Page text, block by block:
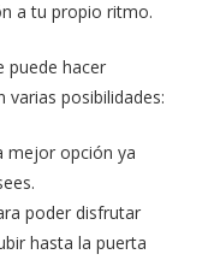
a tu propio ritmo.
puede hacer
posibilidades:
mejor opción ya
poder disfrutar
hasta la puerta